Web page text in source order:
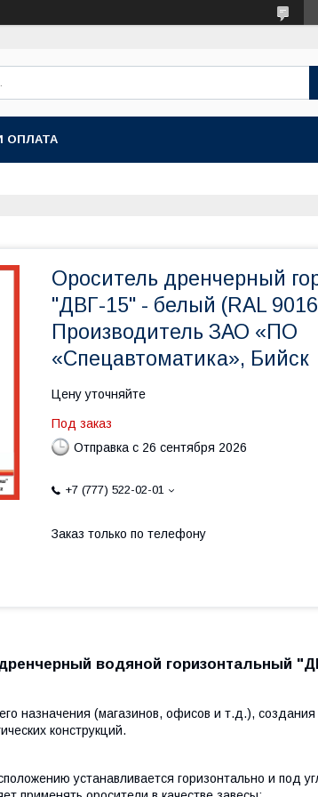
ОПЛАТА
Ороситель дренчерный
"ДВГ-15" - белый (RAL
Производитель ЗАО «ПО
«Спецавтоматика», Бийск
Цену уточняйте
Под заказ
Отправка с 26 сентября 2026
+7 (777) 522-02-01
Заказ только по телефону
водяной горизонтальный
назначения (магазинов, офисов и т.д.), создания
конструкций.
устанавливается горизонтально и под